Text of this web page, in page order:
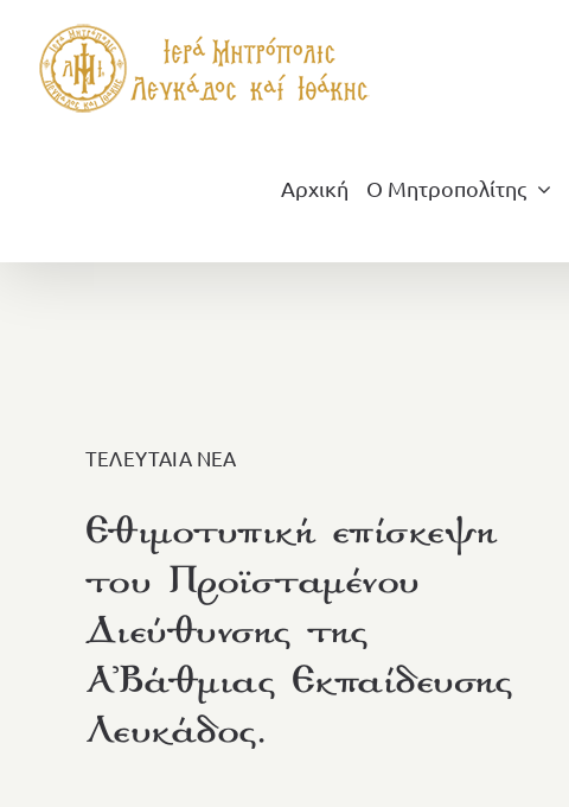
περιεχόμενο
Αρχική Ο Μητροπολίτης
ΤΕΛΕΥΤΑΙΑ ΝΕΑ
Εθιμοτυπική επίσκεψη
του Προϊσταμένου
Διεύθυνσης της
Α᾽Βάθμιας Εκπαίδευσης
Λευκάδος.